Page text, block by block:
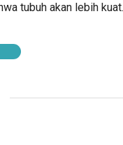
tubuh akan lebih